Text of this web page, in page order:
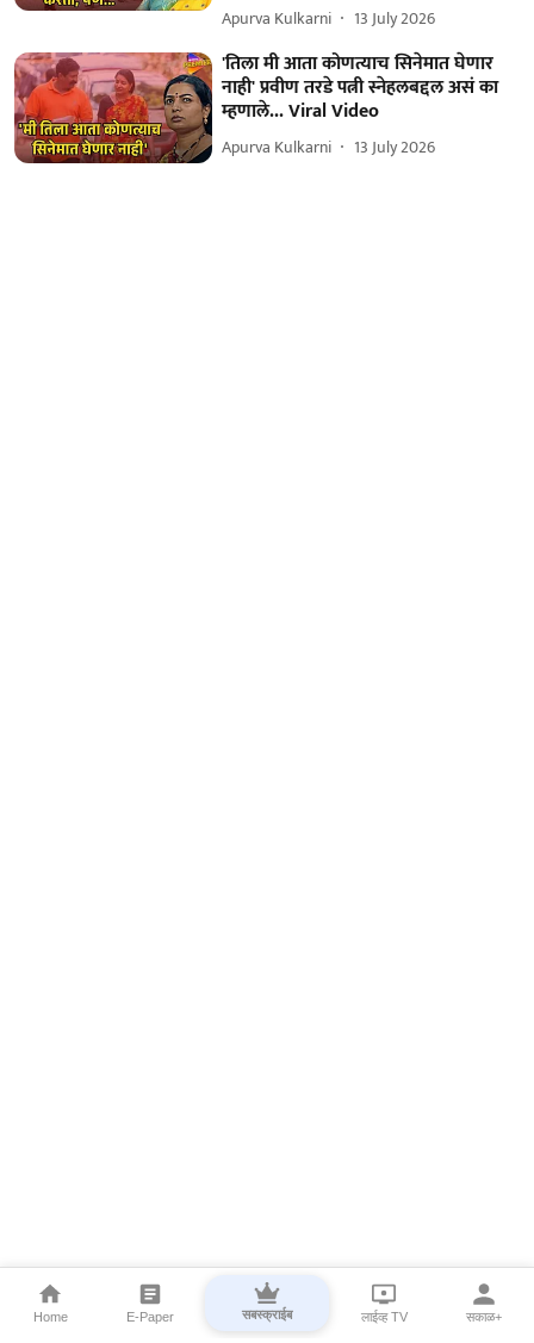
Apurva Kulkarni 13 July 2026
'तिला मी आता कोणत्याच सिनेमात घेणार
नाही' प्रवीण तरडे पत्नी स्नेहलबद्दल असं का
म्हणाले... Viral Video
Apurva Kulkarni 13 July 2026
Home E-Paper सबस्क्राईब लाईव्ह TV सकाळ+